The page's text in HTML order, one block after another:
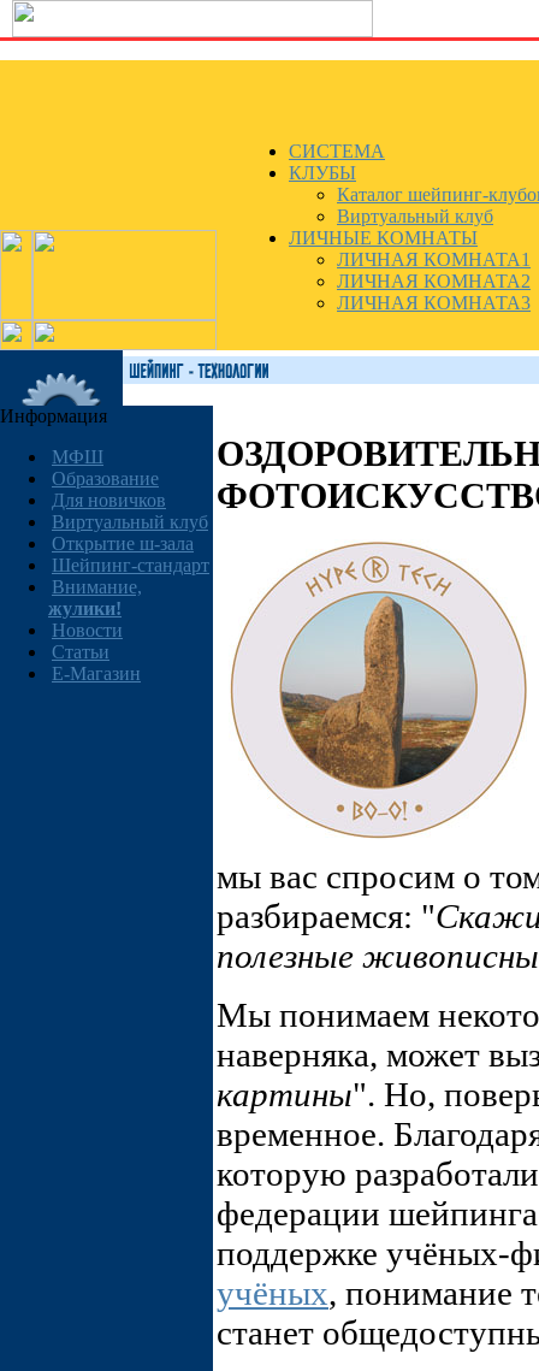
СИСТЕМА
КЛУБЫ
Каталог шейпинг-
Виртуальный клуб
ЛИЧНЫЕ КОМНАТЫ
ЛИЧНАЯ КОМНАТА1
ЛИЧНАЯ КОМНАТА2
ЛИЧНАЯ КОМНАТА3
Информация
МФШ
Образование
Для новичков
Виртуальный клуб
Открытие ш-зала
Шейпинг-стандарт
Внимание,
жулики!
Новости
Статьи
E-Магазин
мы вас спросим о
разбираемся: "
полезные
Мы понимаем
наверняка, может
картины". Но,
временное.
которую
федерации
поддержке учёных-
учёных, понимание
станет